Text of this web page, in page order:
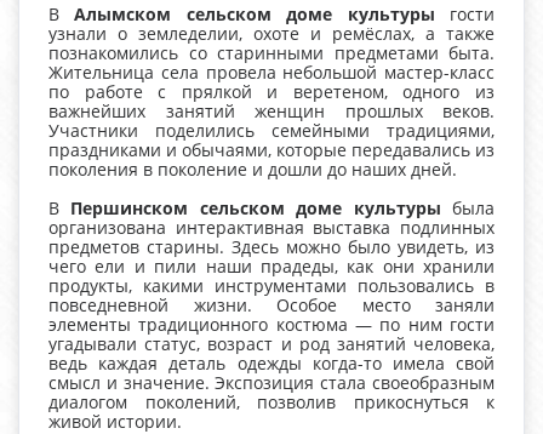
В Алымском сельском доме культуры гости
узнали о земледелии, охоте и ремёслах, а также
познакомились со старинными предметами быта.
Жительница села провела небольшой мастер-класс
по работе с прялкой и веретеном, одного из
важнейших занятий женщин прошлых веков.
Участники поделились семейными традициями,
праздниками и обычаями, которые передавались из
поколения в поколение и дошли до наших дней.
В Першинском сельском доме культуры была
организована интерактивная выставка подлинных
предметов старины. Здесь можно было увидеть, из
чего ели и пили наши прадеды, как они хранили
продукты, какими инструментами пользовались в
повседневной жизни. Особое место заняли
элементы традиционного костюма — по ним гости
угадывали статус, возраст и род занятий человека,
ведь каждая деталь одежды когда-то имела свой
смысл и значение. Экспозиция стала своеобразным
диалогом поколений, позволив прикоснуться к
живой истории.